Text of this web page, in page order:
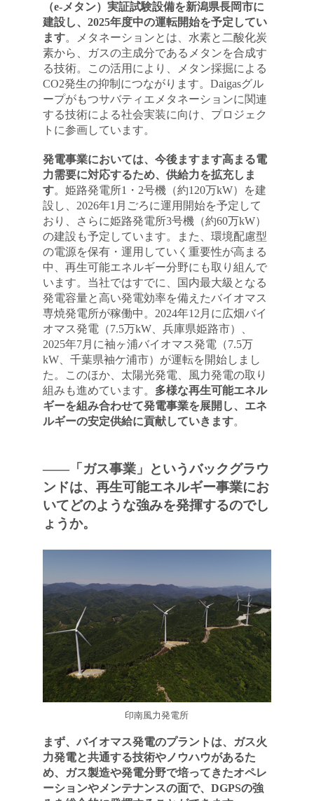
（e-メタン）実証試験設備を新潟県長岡市に
建設し、2025年度中の運転開始を予定してい
ます。メタネーションとは、水素と二酸化炭
素から、ガスの主成分であるメタンを合成す
る技術。この活用により、メタン採掘による
CO2発生の抑制につながります。Daigasグル
ープがもつサバティエメタネーションに関連
する技術による社会実装に向け、プロジェク
トに参画しています。
発電事業においては、今後ますます高まる電
力需要に対応するため、供給力を拡充しま
す。姫路発電所1・2号機（約120万kW）を建
設し、2026年1月ごろに運用開始を予定して
おり、さらに姫路発電所3号機（約60万kW）
の建設も予定しています。また、環境配慮型
の電源を保有・運用していく重要性が高まる
中、再生可能エネルギー分野にも取り組んで
います。当社ではすでに、国内最大級となる
発電容量と高い発電効率を備えたバイオマス
専焼発電所が稼働中。2024年12月に広畑バイ
オマス発電（7.5万kW、兵庫県姫路市）、
2025年7月に袖ヶ浦バイオマス発電（7.5万
kW、千葉県袖ケ浦市）が運転を開始しまし
た。このほか、太陽光発電、風力発電の取り
組みも進めています。 多様な再生可能エネル
ギーを組み合わせて発電事業を展開し、エネ
ルギーの安定供給に貢献していきます。
――「ガス事業」というバックグラウ
ンドは、再生可能エネルギー事業にお
いてどのような強みを発揮するのでし
ょうか。
印南風力発電所
まず、バイオマス発電のプラントは、ガス火
力発電と共通する技術やノウハウがあるた
め、ガス製造や発電分野で培ってきたオペレ
ーションやメンテナンスの面で、DGPSの強